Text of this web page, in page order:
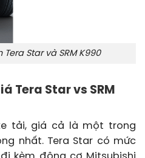
Star và SRM K990
Tera Star vs SRM
tải, giá cả là một trong
nhất. Tera Star có mức